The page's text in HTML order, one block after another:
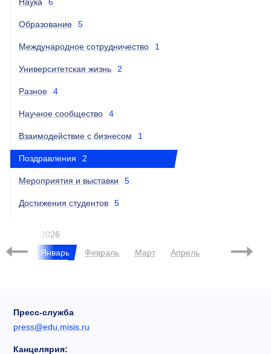
Наука 6
Образование 5
Международное сотрудничество 1
Университетская жизнь 2
Разное 4
Научное сообщество 4
Взаимодействие с бизнесом 1
Поздравления 2
Мероприятия и выставки 5
Достижения студентов 5
2026
Январь
Февраль Март Апрель Май Июль
Пресс-служба
press@edu.misis.ru
Канцелярия: